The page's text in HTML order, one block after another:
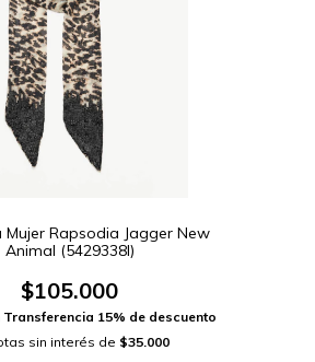
Mujer Rapsodia Jagger New
Animal (5429338I)
$105.000
Transferencia 15% de descuento
sin interés de $35.000